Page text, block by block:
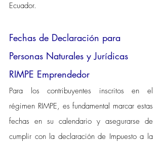
Ecuador.
Fechas de Declaración para
Personas Naturales y Jurídicas
RIMPE Emprendedor
Para los contribuyentes inscritos en el
régimen RIMPE, es fundamental marcar estas
fechas en su calendario y asegurarse de
cumplir con la declaración de Impuesto a la